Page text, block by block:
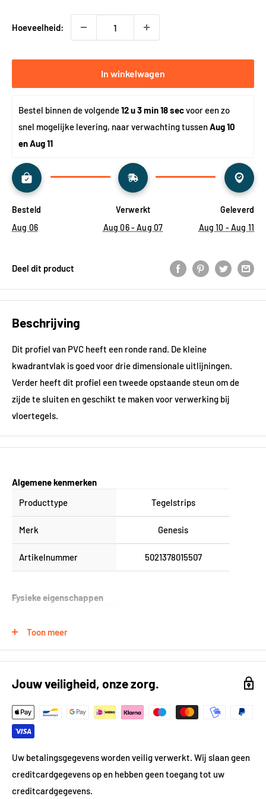
Hoeveelheid:
In winkelwagen
Bestel binnen de volgende 12 u 3 min 18 sec voor een zo
snel mogelijke levering, naar verwachting tussen Aug 10
en Aug 11
Besteld
Aug 06
Verwerkt
Aug 06 - Aug 07
Geleverd
Aug 10 - Aug 11
Deel dit product
Beschrijving
Dit profiel van PVC heeft een ronde rand. De kleine
kwadrantvlak is goed voor drie dimensionale uitlijningen.
Verder heeft dit profiel een tweede opstaande steun om de
zijde te sluiten en geschikt te maken voor verwerking bij
vloertegels.
Algemene kenmerken
Producttype
Tegelstrips
Merk Genesis
Artikelnummer 5021378015507
Fysieke eigenschappen
Product Hoogte (in cm)
Gewicht 0.94 kg
Materiaal
Kleur gedetailleerd
Toon meer
Jouw veiligheid, onze zorg.
Uw betalingsgegevens worden veilig verwerkt. Wij slaan geen
creditcardgegevens op en hebben geen toegang tot uw
creditcardgegevens.